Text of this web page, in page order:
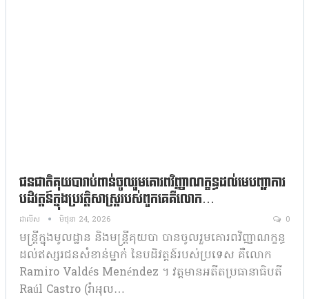
ជនជាតិគុយបារាប់ពាន់ចូលរួមគោរពវិញ្ញាណក្ខន្ធដល់មេបញ្ជាការ
បដិវត្តន៍ក្នុងប្រវត្តិសាស្ត្ររបស់ពួកគេគឺលោក…
ដាលីស មិថុនា 24, 2026 0
មន្ត្រីក្នុងមូលដ្ឋាន និងមន្ត្រីគុយបា បានចូលរួមគោរពវិញ្ញាណក្ខន្ធ
ដល់ឥស្សរជនសំខាន់ម្នាក់ នៃបដិវត្តន៍របស់ប្រទេស គឺលោក
Ramiro Valdés Menéndez ។ វត្តមានអតីតប្រធានាធិបតី
Raúl Castro (រ៉ាអុល…